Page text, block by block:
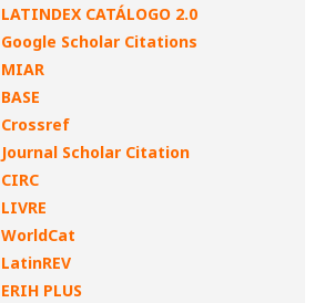
LATINDEX CATÁLOGO 2.0
Google Scholar Citations
MIAR
BASE
Crossref
Journal Scholar Citation
CIRC
LIVRE
WorldCat
LatinREV
ERIH PLUS